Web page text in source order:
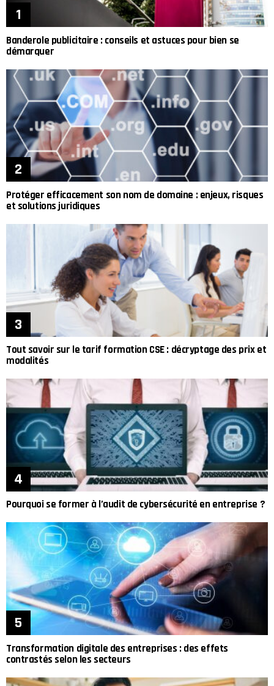
Banderole publicitaire : conseils et astuces pour bien se
démarquer
Protéger efficacement son nom de domaine : enjeux, risques
et solutions juridiques
Tout savoir sur le tarif formation CSE : décryptage des prix et
modalités
Pourquoi se former à l’audit de cybersécurité en entreprise ?
Transformation digitale des entreprises : des effets
contrastés selon les secteurs